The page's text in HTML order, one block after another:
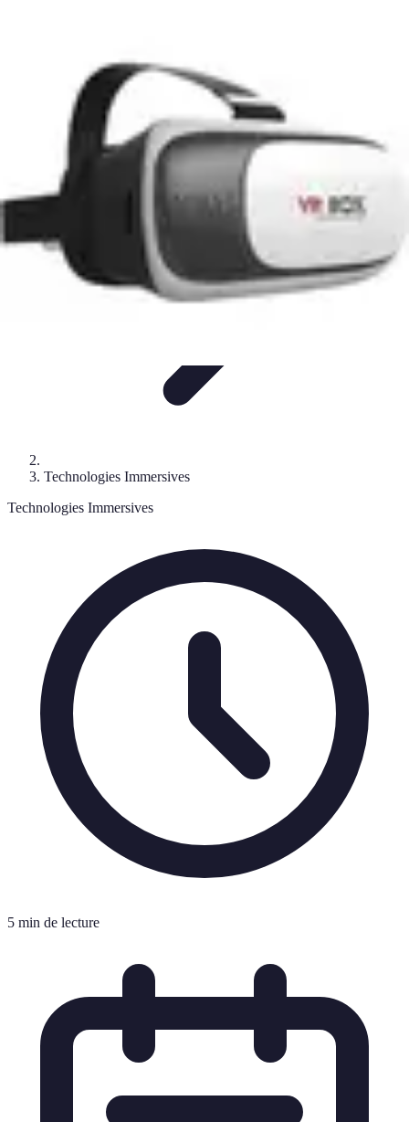
Tech Culture Mag
Technologies Immersives
Technologies Immersives
5 min de lecture